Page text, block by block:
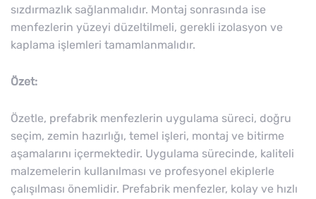
sızdırmazlık sağlanmalıdır. Montaj sonrasında ise
menfezlerin yüzeyi düzeltilmeli, gerekli izolasyon ve
kaplama işlemleri tamamlanmalıdır.
Özet:
Özetle, prefabrik menfezlerin uygulama süreci, doğru
seçim, zemin hazırlığı, temel işleri, montaj ve bitirme
aşamalarını içermektedir. Uygulama sürecinde, kaliteli
malzemelerin kullanılması ve profesyonel ekiplerle
çalışılması önemlidir. Prefabrik menfezler, kolay ve hızlı